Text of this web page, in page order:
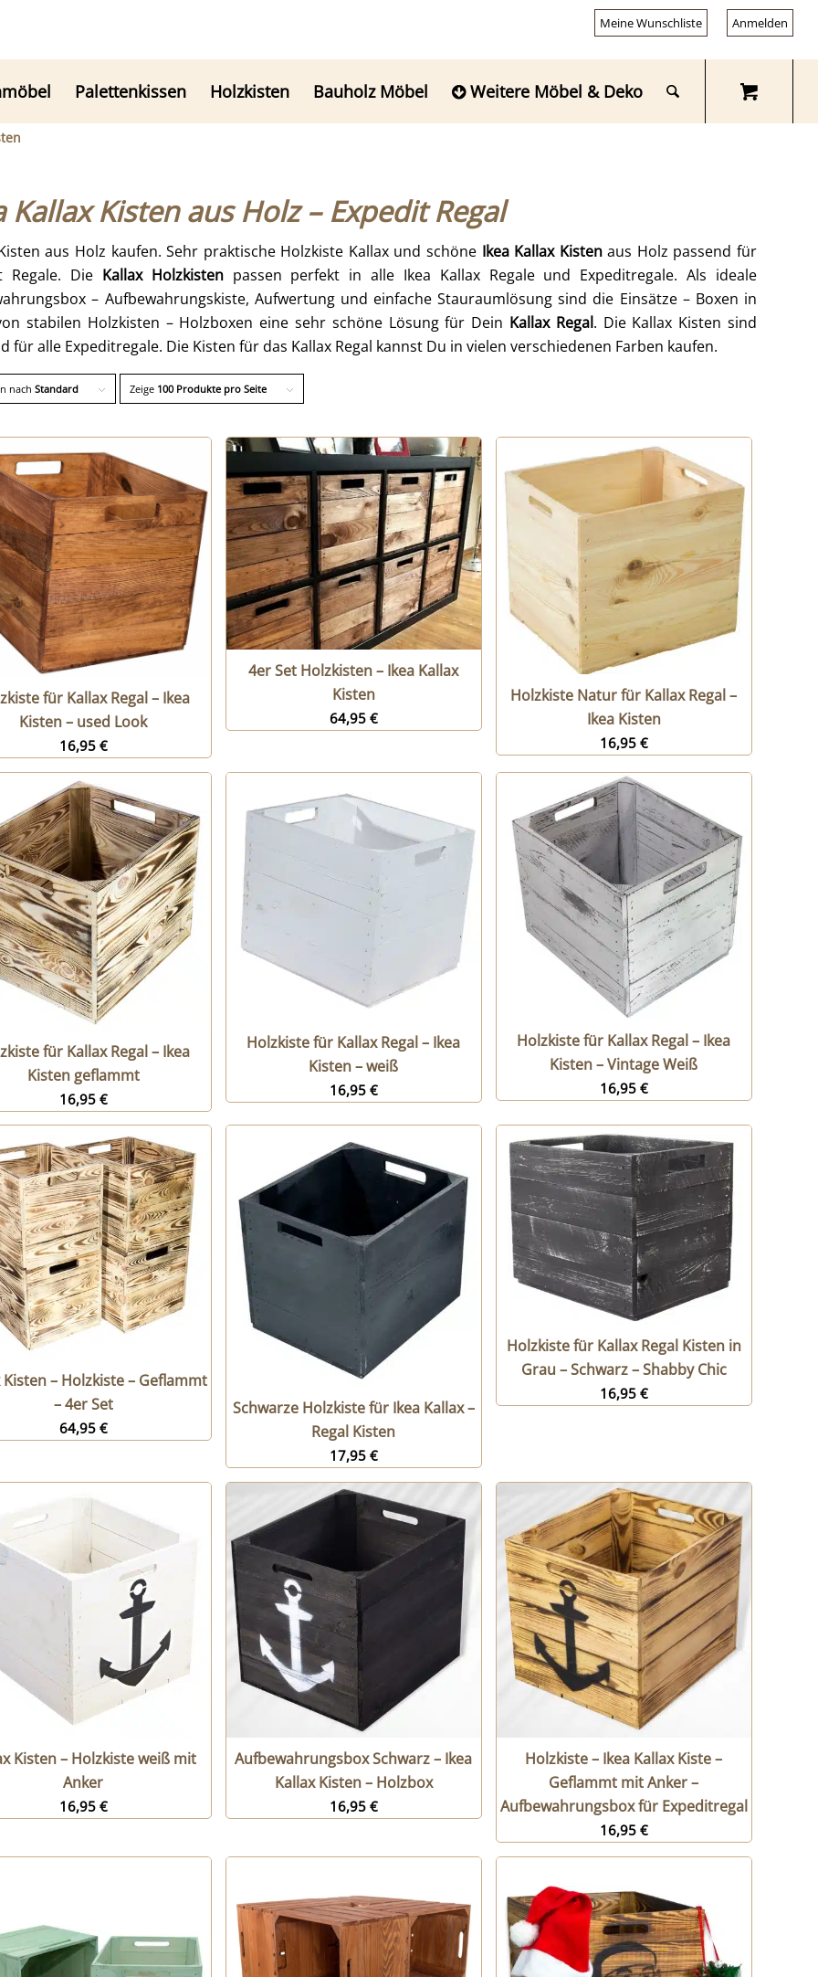
Meine Wunschliste Anmelden
Palettenkissen Holzkisten Bauholz Möbel Weitere Möbel & Deko
Kallax Kisten aus Holz – Expedit Regal
aus Holz kaufen. Sehr praktische Holzkiste Kallax und schöne Ikea Kallax Kistenaus Holz passend für
Regale. Die Kallax Holzkistenpassen perfekt in alle Ikea Kallax Regale und Expeditregale. Als ideale
– Aufbewahrungskiste, Aufwertung und einfache Stauraumlösung sind die Einsätze – Boxen in
stabilen Holzkisten – Holzboxen eine sehr schöne Lösung für Dein Kallax Regal. Die Kallax Kisten sind
für alle Expeditregale. Die Kisten für das Kallax Regal kannst Du in vielen verschiedenen Farben kaufen.
nachStandard Zeige 100 Produkte pro Seite
für Kallax Regal – Ikea
Kisten – used Look
16,95 €
4er Set Holzkisten – Ikea Kallax
Kisten
64,95 €
Holzkiste Natur für Kallax Regal –
Ikea Kisten
16,95 €
für Kallax Regal – Ikea
Kisten geflammt
16,95 €
Holzkiste für Kallax Regal – Ikea
Kisten – weiß
16,95 €
Holzkiste für Kallax Regal – Ikea
Kisten – Vintage Weiß
16,95 €
Kisten – Holzkiste – Geflammt
– 4er Set
64,95 €
Schwarze Holzkiste für Ikea Kallax –
Regal Kisten
17,95 €
Holzkiste für Kallax Regal Kisten in
Grau – Schwarz – Shabby Chic
16,95 €
Kisten – Holzkiste weiß mit
Anker
16,95 €
Aufbewahrungsbox Schwarz – Ikea
Kallax Kisten – Holzbox
16,95 €
Holzkiste – Ikea Kallax Kiste –
Geflammt mit Anker –
Aufbewahrungsbox für Expeditregal
16,95 €